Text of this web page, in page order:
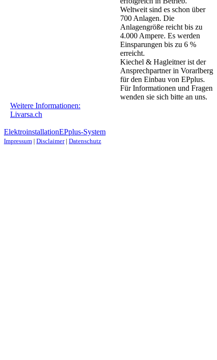
Weltweit sind es schon über
700 Anlagen. Die
Anlagengröße reicht bis zu
4.000 Ampere. Es werden
Einsparungen bis zu 6 %
erreicht.
Kiechel & Hagleitner ist der
Ansprechpartner in Vorarlberg
für den Einbau von EPplus.
Für Informationen und Fragen
wenden sie sich bitte an uns.
Weitere Informationen:
Livarsa.ch
ElektroinstallationEPplus-System
Impressum | Disclaimer| Datenschutz